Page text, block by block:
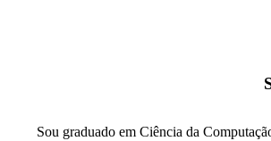
Sou graduado em Ciência da